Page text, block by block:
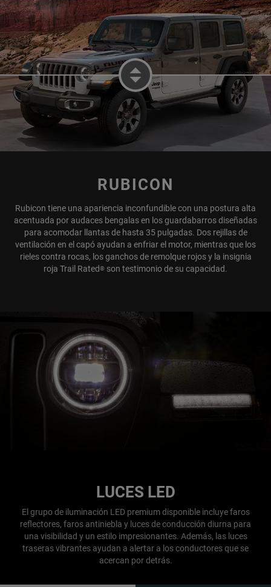
DISPLAY SAHARA EXTERIOR
RUBICON
Rubicon tiene una apariencia inconfundible con una postura alta
acentuada por audaces bengalas en los guardabarros diseñadas
para acomodar llantas de hasta 35 pulgadas. Dos rejillas de
ventilación en el capó ayudan a enfriar el motor, mientras que los
rieles contra rocas, los ganchos de remolque rojos y la insignia
roja Trail Rated® son testimonio de su capacidad.
LUCES LED
El grupo de iluminación LED premium disponible incluye faros
reflectores, faros antiniebla y luces de conducción diurna para
una visibilidad y un estilo impresionantes. Además, las luces
traseras vibrantes ayudan a alertar a los conductores que se
acercan por detrás.